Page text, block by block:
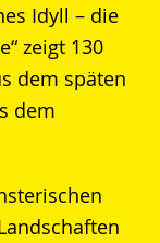
Idyll – die
zeigt 130
dem späten
dem